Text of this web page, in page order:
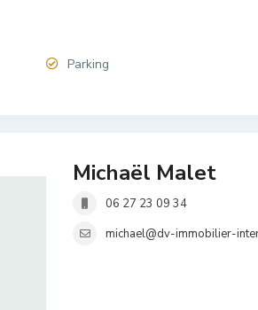
Parking
Michaël Malet
06 27 23 09 34
michael@dv-immobilier-